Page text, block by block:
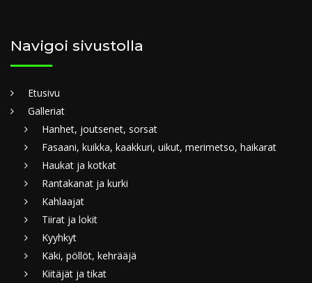
Navigoi sivustolla
Etusivu
Galleriat
Hanhet, joutsenet, sorsat
Fasaani, kuikka, kaakkuri, uikut, merimetso, haikarat
Haukat ja kotkat
Rantakanat ja kurki
Kahlaajat
Tiirat ja lokit
Kyyhkyt
Käki, pöllöt, kehrääjä
Kiitäjät ja tikat